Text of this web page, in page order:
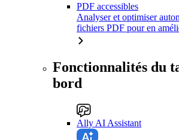
PDF accessibles
Analyser et optimiser
fichiers PDF pour en
Fonctionnalités du
bord
Ally AI Assistant